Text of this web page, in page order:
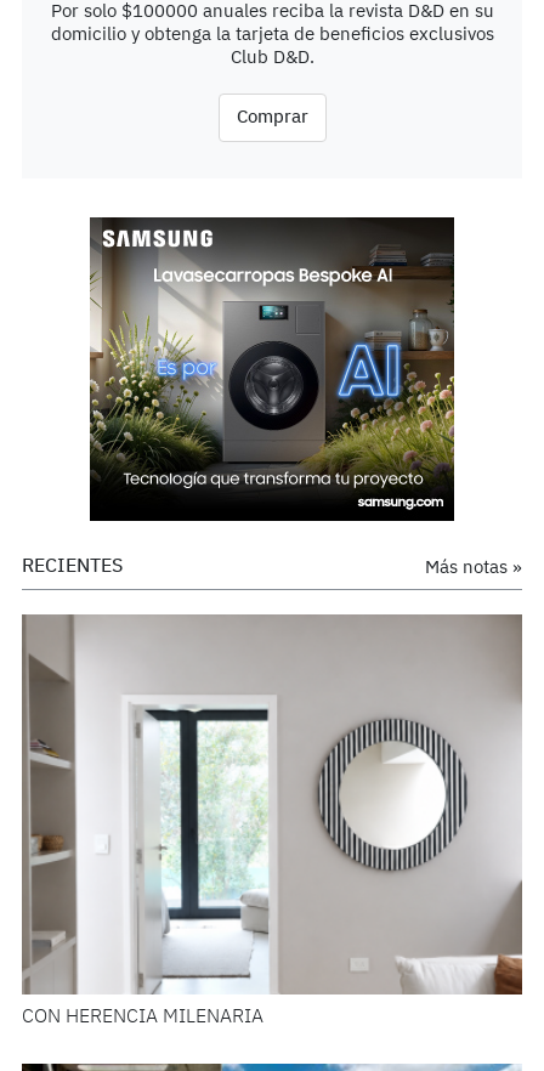
Por solo $100000 anuales reciba la revista D&D en su
domicilio y obtenga la tarjeta de beneficios exclusivos
Club D&D.
Comprar
Más notas »
RECIENTES
CON HERENCIA MILENARIA